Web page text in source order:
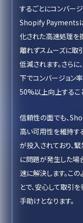
するごとにコンバー
Shopify Paymentsは
化された高速処理を
離れずスムーズに取
低減されます。さら
下でコンバージョン
50%以上向上するこ
信頼性の面でも、
高い可用性を維持す
が投入されており、
に問題が発生した場
速に解決します。こ
とで、安心して取引
手助けとなります。